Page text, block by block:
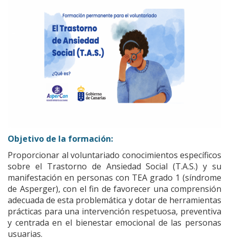
Objetivo de la formación:
Proporcionar al voluntariado conocimientos específicos
sobre el Trastorno de Ansiedad Social (T.A.S.) y su
manifestación en personas con TEA grado 1 (síndrome
de Asperger), con el fin de favorecer una comprensión
adecuada de esta problemática y dotar de herramientas
prácticas para una intervención respetuosa, preventiva
y centrada en el bienestar emocional de las personas
usuarias.